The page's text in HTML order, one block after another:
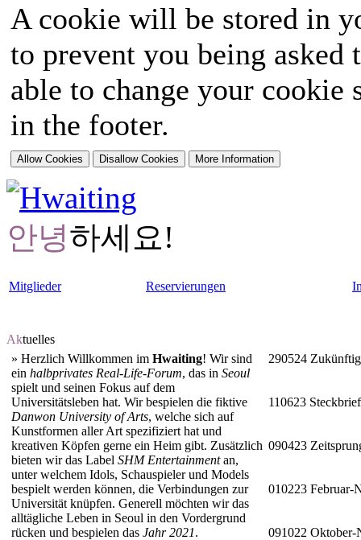
A cookie will be stored in
to prevent you being
able to change your
in the footer.
안녕하세요!
Mitglieder Reservierungen
Aktuelles
» Herzlich Willkommen im Hwaiting! Wir sind
ein halbprivates Real-Life-Forum, das in Seoul
spielt und seinen Fokus auf dem
Universitätsleben hat. Wir bespielen die fiktive
Danwon University of Arts, welche sich auf
Kunstformen aller Art spezifiziert hat und
kreativen Köpfen gerne ein Heim gibt. Zusätzlich
bieten wir das Label SHM Entertainmentan,
unter welchem Idols, Schauspieler und Models
bespielt werden können, die Verbindungen zur
Universität knüpfen. Generell möchten wir das
alltägliche Leben in Seoul in den Vordergrund
rücken und bespielen das Jahr 2021.
290524
110623
090423
010223 Februar-
091022